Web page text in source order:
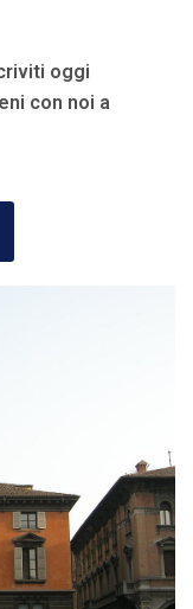
oggi
con noi a